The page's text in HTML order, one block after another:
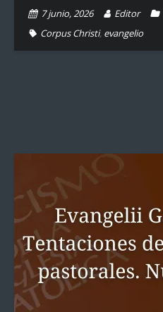
7 junio, 2026 Editor
Corpus Christi, evangelio